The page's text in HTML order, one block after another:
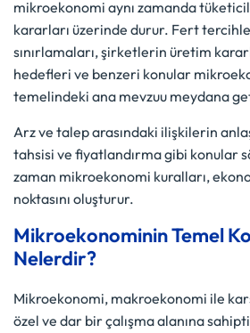
mikroekonomi aynı zamanda
kararları üzerinde durur. Fert
sınırlamaları, şirketlerin üretim
hedefleri ve benzeri konular
temelindeki ana mevzuu meydana
Arz ve talep arasındaki ilişkilerin
tahsisi ve fiyatlandırma gibi konular
zaman mikroekonomi kuralları,
noktasını oluşturur.
Mikroekonominin Temel
Nelerdir?
Mikroekonomi, makroekonomi ile
özel ve dar bir çalışma alanına